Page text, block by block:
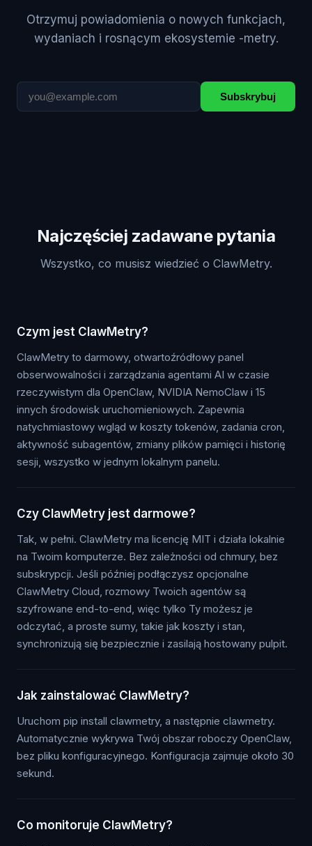
Otrzymuj powiadomienia o nowych funkcjach,
wydaniach i rosnącym ekosystemie -metry.
Subskrybuj
Najczęściej zadawane pytania
Wszystko, co musisz wiedzieć o ClawMetry.
Czym jest ClawMetry?
ClawMetry to darmowy, otwartoźródłowy panel
obserwowalności i zarządzania agentami AI w czasie
rzeczywistym dla OpenClaw, NVIDIA NemoClaw i 15
innych środowisk uruchomieniowych. Zapewnia
natychmiastowy wgląd w koszty tokenów, zadania cron,
aktywność subagentów, zmiany plików pamięci i historię
sesji, wszystko w jednym lokalnym panelu.
Czy ClawMetry jest darmowe?
Tak, w pełni. ClawMetry ma licencję MIT i działa lokalnie
na Twoim komputerze. Bez zależności od chmury, bez
subskrypcji. Jeśli później podłączysz opcjonalne
ClawMetry Cloud, rozmowy Twoich agentów są
szyfrowane end-to-end, więc tylko Ty możesz je
odczytać, a proste sumy, takie jak koszty i stan,
synchronizują się bezpiecznie i zasilają hostowany pulpit.
Jak zainstalować ClawMetry?
Uruchom pip install clawmetry, a następnie clawmetry.
Automatycznie wykrywa Twój obszar roboczy OpenClaw,
bez pliku konfiguracyjnego. Konfiguracja zajmuje około 30
sekund.
Co monitoruje ClawMetry?